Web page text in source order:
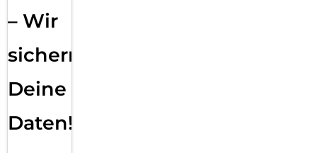
– Wir
sichern
Deine
Daten!